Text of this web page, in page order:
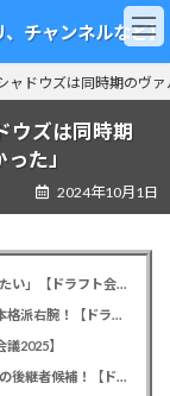
チャンネルなど】
ャドウズは同時期のヴ
ウズは同時期
た」
2024年10月1日
カープドラ6西川篤夢！「日本を代表する遊撃手になりたい」【ドラフト会議2025】
カープドラ5赤木晴哉！191cm最速153キロ！佛教大の本格派右腕！【ドラフト会議2025】
2025】
カープドラ3勝田成！近畿大163cmセカンド！菊池涼介の後継者候補！【ドラフト会議2025】